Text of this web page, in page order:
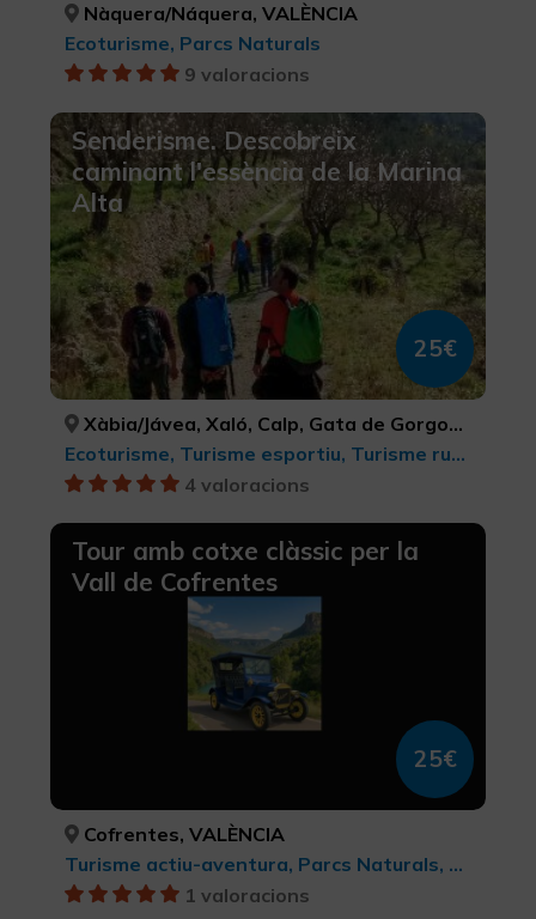
Nàquera/Náquera, VALÈNCIA
Ecoturisme, Parcs Naturals
9 valoracions
Senderisme. Descobreix
caminant l'essència de la Marina
Alta
25€
Xàbia/Jávea, Xaló, Calp, Gata de Gorgos, Dénia, Pego, Poble Nou de Benitatxell, el/ Benitachell, ALACANT/ALICANTE, ALACANT/ALICANTE, ALACANT/ALICANTE, ALACANT/ALICANTE, ALACANT/ALICANTE, ALACANT/ALICANTE, ALACANT/ALICANTE
Ecoturisme, Turisme esportiu, Turisme rural i natural, Turisme actiu-aventura, Observació d'ocells, Parcs Naturals, Senderisme
4 valoracions
Tour amb cotxe clàssic per la
Vall de Cofrentes
25€
Cofrentes, VALÈNCIA
Turisme actiu-aventura, Parcs Naturals, Turisme rural i natural
1 valoracions